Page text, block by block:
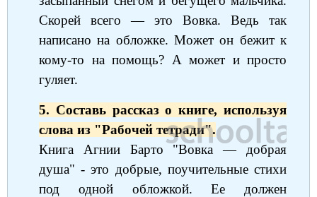
Скорей всего — это Вовка. Ведь так
написано на обложке. Может он бежит к
кому-то на помощь? А может и просто
гуляет.
5. Составь рассказ о книге, используя
слова из "Рабочей тетради".
Книга Агнии Барто "Вовка — добрая
душа" - это добрые, поучительные стихи
под одной обложкой. Ее должен